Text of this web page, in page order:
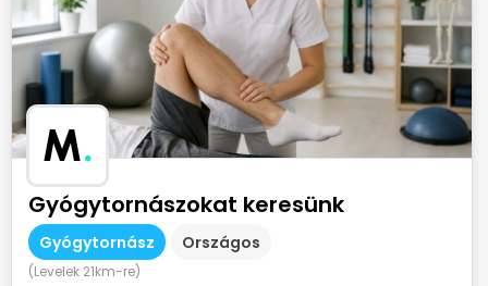
M.
Gyógytornászokat keresünk
Gyógytornász Országos
(Levelek 21km-re)